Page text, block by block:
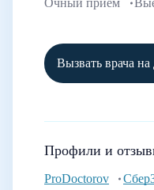
Очный приём
Вызвать врача
Профили и
ProDoctorov